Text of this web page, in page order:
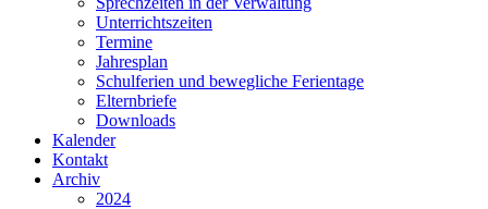
Unterrichtszeiten
Termine
Jahresplan
Schulferien und bewegliche Ferientage
Elternbriefe
Downloads
Kalender
Kontakt
Archiv
2024